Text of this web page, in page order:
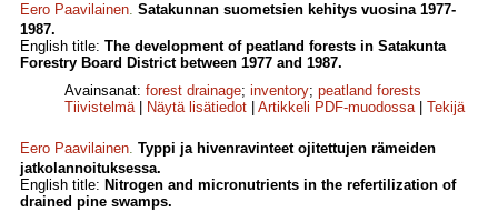
Eero Paavilainen. Satakunnan suometsien kehitys vuosina 1977-
1987.
English title: The development of peatland forests in Satakunta
Forestry Board District between 1977 and 1987.
Avainsanat: forest drainage; inventory; peatland forests
Tiivistelmä| Näytä lisätiedot Artikkeli PDF-muodossa| Tekijä
Eero Paavilainen. Typpi ja hivenravinteet ojitettujen rämeiden
jatkolannoituksessa.
English title: Nitrogen and micronutrients in the refertilization of
drained pine swamps.